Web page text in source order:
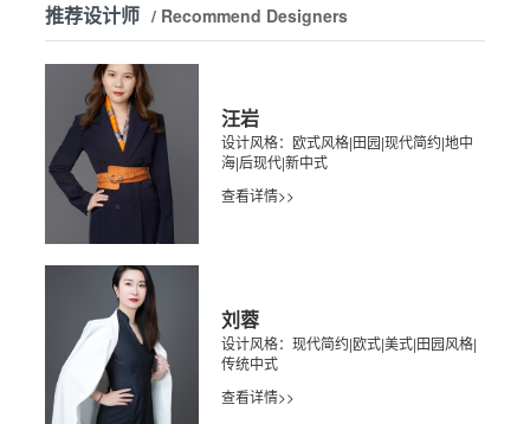
推荐设计师 / Recommend Designers
汪岩
设计风格：欧式风格|田园|现代简约|地中
海|后现代|新中式
查看详情>>
刘蓉
设计风格：现代简约|欧式|美式|田园风格|
传统中式
查看详情>>